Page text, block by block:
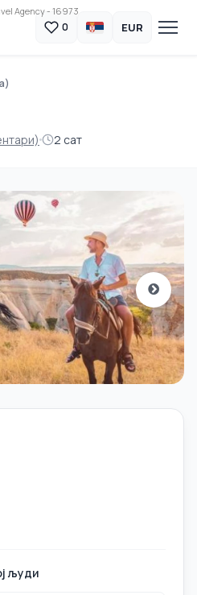
Agency - 16973
0 EUR
2 сат
људи